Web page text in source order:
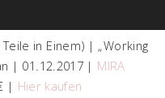
in Einem) | „Working
| 01.12.2017 | MIRA
| Hier kaufen